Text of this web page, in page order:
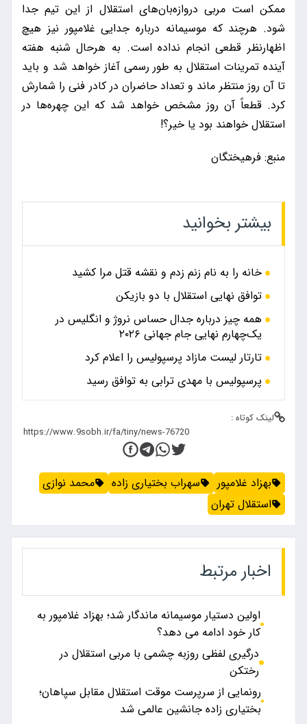
ممکن است مربی دروازه‌بان‌های استقلال از این تیم جدا
شود. هرچند که موسیمانه درباره جدایی غلامپور نیز هیچ
اظهارنظر قطعی انجام نداده است. به هرحال شنبه هفته
آینده تمرینات استقلال به طور رسمی آغاز خواهد شد و باید
تا آن روز منتظر ماند و تعداد حاضران در کادر فنی را شمارش
کرد. قطعاً آن روز مشخص خواهد شد که این چهره‌ها در
استقلال خواهند بود یا خیر؟!
منبع: فرهیختگان
بیشتر بخوانید
خانه را به نام زنم زدم و نقشه قتل مرا کشید
توافق نهایی استقلال با دو بازیکن
همه چیز درباره جدال حساس نروژ و انگلیس در
یک‌چهارم نهایی جام جهانی ۲۰۲۶
تارتار لیست مازاد پرسپولیس را اعلام کرد
پرسپولیس با مهدی ترابی به توافق رسید
لینک کوتاه :
بهزاد غلامپور سهراب بختیاری زاده
محمد نوازی
استقلال تهران
اخبار مرتبط
اولین دستیار موسیمانه ماندگار شد؛ بهزاد غلامپور به
کار خود ادامه می دهد؟
درگیری لفظی روزبه چشمی با مربی استقلال در
رختکن
رونمایی از سرپرست موقت استقلال مقابل سپاهان؛
بختیاری زاده جانشین عالمی شد